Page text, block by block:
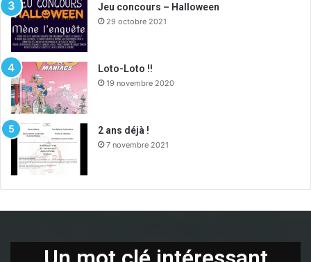
Jeu concours – Halloween
29 octobre 2021
Loto-Loto !!
19 novembre 2020
2 ans déjà !
7 novembre 2021